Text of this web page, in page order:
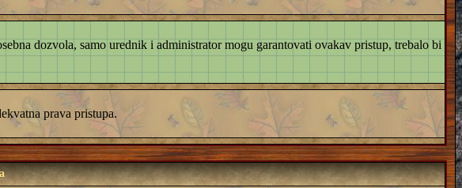
dozvola, samo urednik i administrator mogu garantovati ovakav pristup, trebalo bi
prava pristupa.